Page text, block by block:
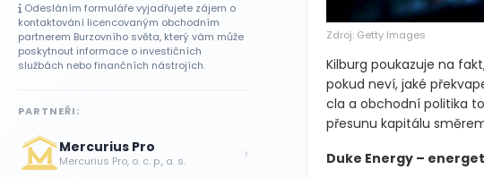
Zdroj: Getty Images
Kilburg poukazuje na
pokud neví, jaké
cla a obchodní politika
přesunu kapitálu
Duke Energy –
Odesláním formuláře vyjadřujete zájem o
kontaktování licencovaným obchodním
partnerem Burzovního světa, který vám může
poskytnout informace o investičních
službách nebo finančních nástrojích.
PARTNEŘI:
Mercurius Pro
Mercurius Pro, o. c. p., a. s. ›